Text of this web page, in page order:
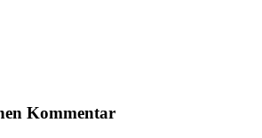
Kommentar